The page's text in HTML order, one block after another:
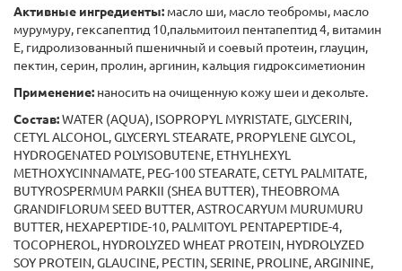
Активные ингредиенты: масло ши, масло теобромы, масло
мурумуру, гексапептид 10,пальмитоил пентапептид 4, витамин
Е, гидролизованный пшеничный и соевый протеин, глауцин,
пектин, серин, пролин, аргинин, кальция гидроксиметионин
Применение: наносить на очищенную кожу шеи и декольте.
Состав:WATER (AQUA), ISOPROPYL MYRISTATE, GLYCERIN,
CETYL ALCOHOL, GLYCERYL STEARATE, PROPYLENE GLYCOL,
HYDROGENATED POLYISOBUTENE, ETHYLHEXYL
METHOXYCINNAMATE, PEG-100 STEARATE, CETYL PALMITATE,
BUTYROSPERMUM PARKII (SHEA BUTTER), THEOBROMA
GRANDIFLORUM SEED BUTTER, ASTROCARYUM MURUMURU
BUTTER, HEXAPEPTIDE-10, PALMITOYL PENTAPEPTIDE-4,
TOCOPHEROL, HYDROLYZED WHEAT PROTEIN, HYDROLYZED
SOY PROTEIN, GLAUCINE, PECTIN, SERINE, PROLINE, ARGININE,